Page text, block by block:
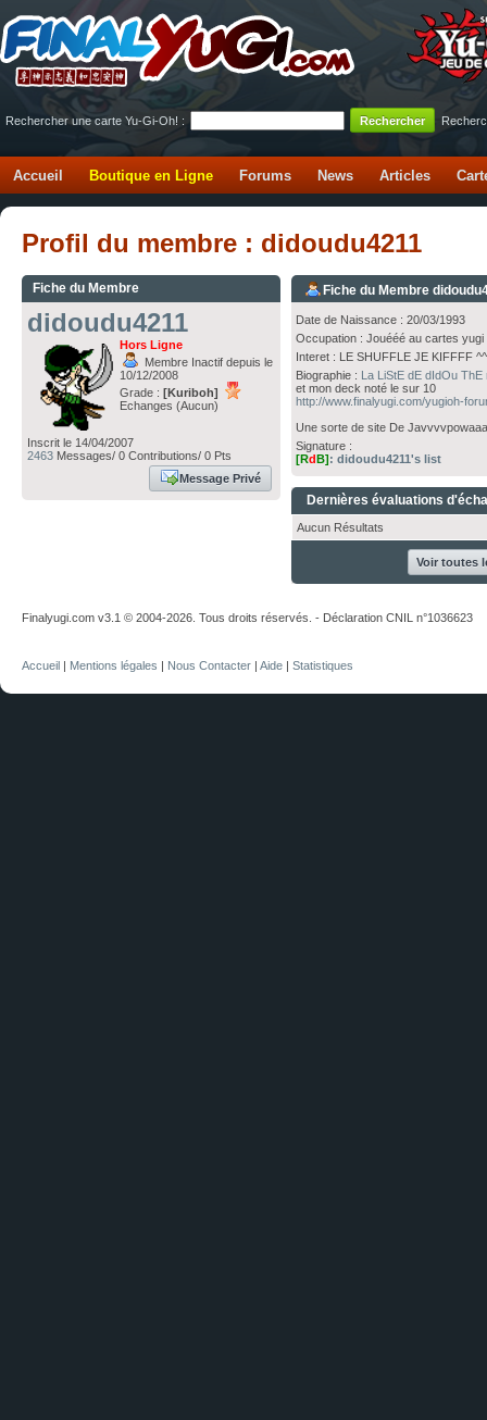
Rechercher une carte Yu-Gi-Oh! :
Accueil Boutique en Ligne Forums News Articles
Profil du membre : didoudu4211
Fiche du Membre
didoudu4211
Hors Ligne
Membre Inactif depuis le
10/12/2008
Grade : [Kuriboh]
Echanges (Aucun)
Inscrit le 14/04/2007
2463 Messages/ 0 Contributions/ 0 Pts
Message Privé
Fiche du Membre
Date de Naissance : 20/03/1993
Occupation : Jouééé au cartes
Interet : LE SHUFFLE JE KIFFFF ^^
Biographie : La LiStE dE dIdOu
et mon deck noté le sur 10
http://www.finalyugi.com/yugioh-
Une sorte de site De
Signature :
[RdB]: didoudu4211's list
Dernières évaluations
Aucun Résultats
Voir toutes
Finalyugi.com v3.1 © 2004-2026. Tous droits réservés. - Déclaration CNIL n°1036623
Accueil | Mentions légales | Nous Contacter | Aide | Statistiques